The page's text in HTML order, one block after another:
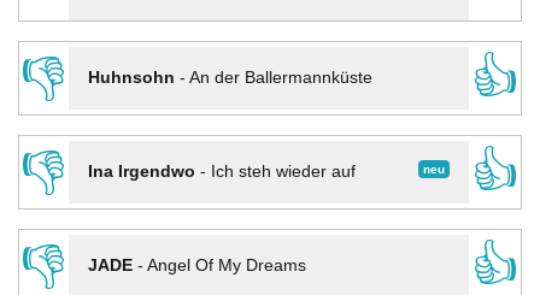
👎
Huhnsohn - An der Ballermannküste
👍
👎
neu
Ina Irgendwo - Ich steh wieder auf
👍
👎
JADE- Angel Of My Dreams
👍